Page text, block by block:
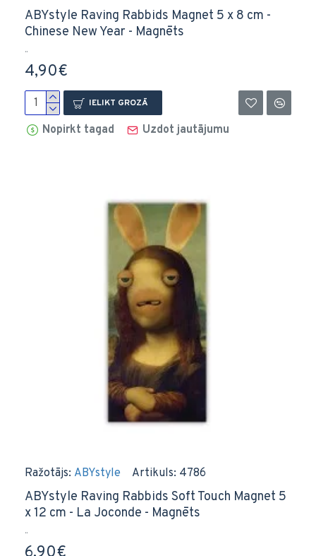
ABYstyle Raving Rabbids Magnet 5 x 8 cm -
Chinese New Year - Magnēts
..
4,90€
IELIKT GROZĀ
Nopirkt tagad Uzdot jautājumu
Ražotājs: ABYstyle Artikuls: 4786
ABYstyle Raving Rabbids Soft Touch Magnet 5
x 12 cm - La Joconde - Magnēts
..